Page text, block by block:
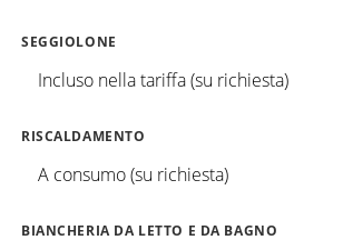
SEGGIOLONE
Incluso nella tariffa (su richiesta)
RISCALDAMENTO
A consumo (su richiesta)
BIANCHERIA DA LETTO E DA BAGNO